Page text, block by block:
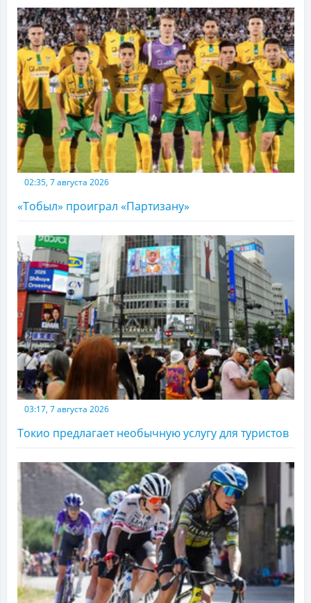
02:35, 7 августа 2026
«Тобыл» проиграл «Партизану»
03:17, 7 августа 2026
Токио предлагает необычную услугу для туристов